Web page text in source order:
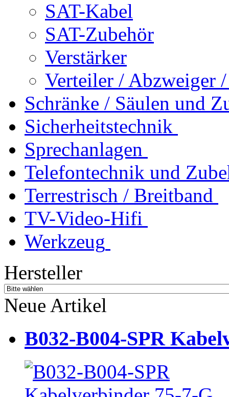
SAT-Kabel
SAT-Zubehör
Verstärker
Verteiler / Abzweiger
Schränke / Säulen und
Sicherheitstechnik
Sprechanlagen
Telefontechnik und
Terrestrisch / Breitband
TV-Video-Hifi
Werkzeug
Hersteller
Neue Artikel
B032-B004-SPR